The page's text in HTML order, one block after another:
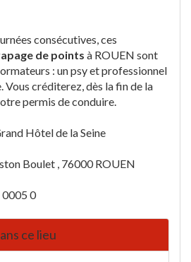
consécutives, ces
de points à ROUEN sont
: un psy et professionnel
Vous créditerez, dès la fin de la
permis de conduire.
Hôtel de la Seine
Boulet , 76000 ROUEN
0005 0
ce lieu